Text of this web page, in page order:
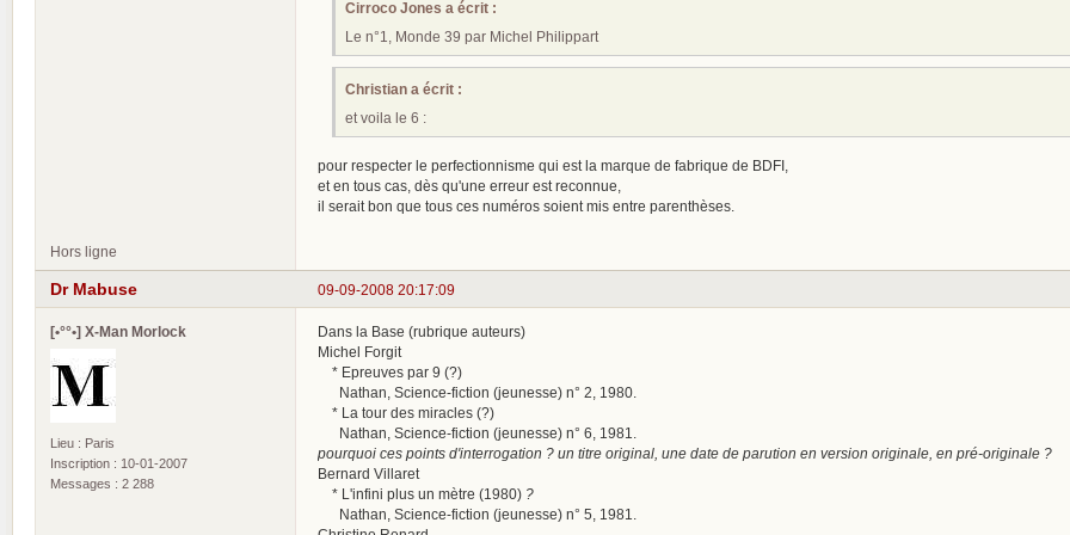
Cirroco Jones a écrit :
Le n°1, Monde 39 par Michel Philippart
Christian a écrit :
et voila le 6 :
pour respecter le perfectionnisme qui est la marque de fabrique de BDFI,
et en tous cas, dès qu'une erreur est reconnue,
il serait bon que tous ces numéros soient mis entre parenthèses.
Hors ligne
09-09-2008 20:17:09
Dr Mabuse
[•°°•] X-Man Morlock
Lieu : Paris
Inscription : 10-01-2007
Messages : 2 288
Dans la Base (rubrique auteurs)
Michel Forgit
* Epreuves par 9 (?)
Nathan, Science-fiction (jeunesse) n° 2, 1980.
* La tour des miracles (?)
Nathan, Science-fiction (jeunesse) n° 6, 1981.
pourquoi ces points d'interrogation ? un titre original, une date de parution en version originale, en pré-originale ?
Bernard Villaret
* L'infini plus un mètre (1980) ?
Nathan, Science-fiction (jeunesse) n° 5, 1981.